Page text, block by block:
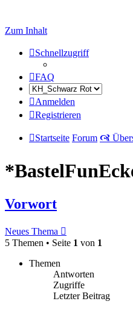
Zum Inhalt
Schnellzugriff
FAQ
Anmelden
Registrieren
Startseite Forum 🙧
Vorwort
Neues Thema
5 Themen • Seite 1 von 1
Themen
Antworten
Zugriffe
Letzter Beitrag